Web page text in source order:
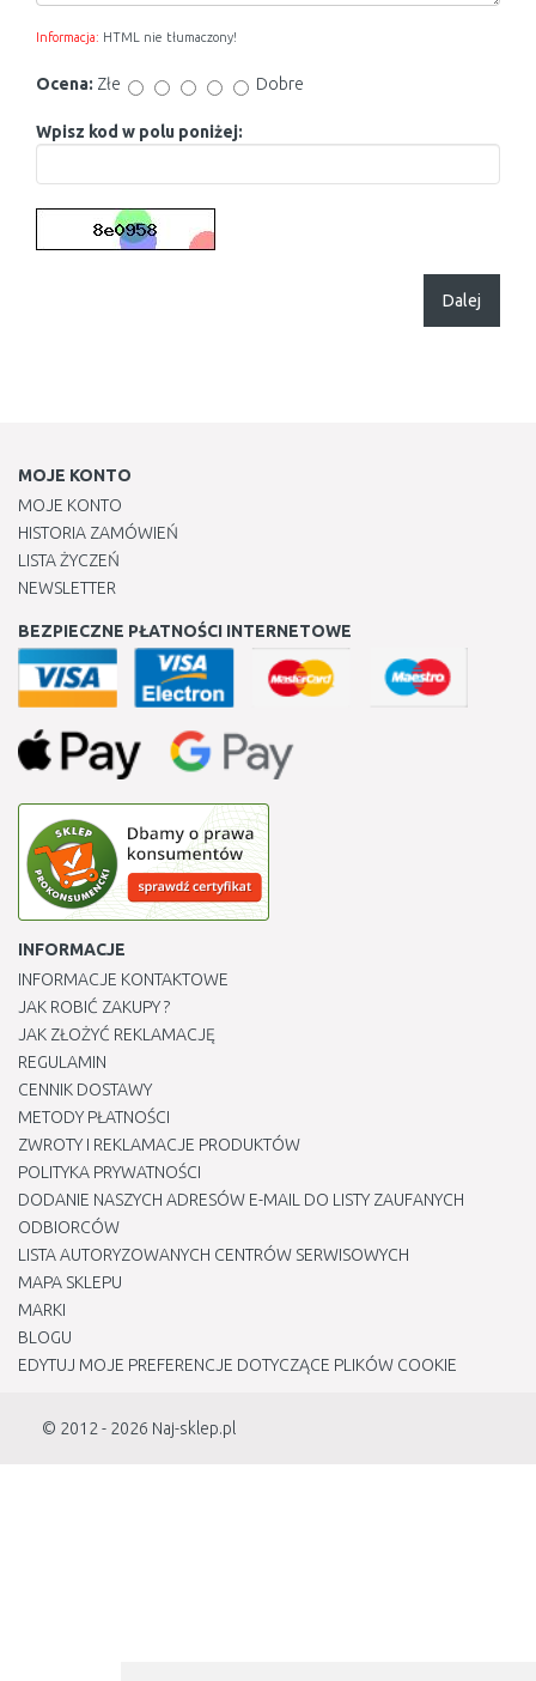
Informacja: HTML nie tłumaczony!
Ocena: Złe Dobre
Wpisz kod w polu poniżej:
Dalej
MOJE KONTO
MOJE KONTO
HISTORIA ZAMÓWIEŃ
LISTA ŻYCZEŃ
NEWSLETTER
BEZPIECZNE PŁATNOŚCI INTERNETOWE
INFORMACJE
INFORMACJE KONTAKTOWE
JAK ROBIĆ ZAKUPY ?
JAK ZŁOŻYĆ REKLAMACJĘ
REGULAMIN
CENNIK DOSTAWY
METODY PŁATNOŚCI
ZWROTY I REKLAMACJE PRODUKTÓW
POLITYKA PRYWATNOŚCI
DODANIE NASZYCH ADRESÓW E-MAIL DO LISTY ZAUFANYCH
ODBIORCÓW
LISTA AUTORYZOWANYCH CENTRÓW SERWISOWYCH
MAPA SKLEPU
MARKI
BLOGU
EDYTUJ MOJE PREFERENCJE DOTYCZĄCE PLIKÓW COOKIE
© 2012 - 2026 Naj-sklep.pl